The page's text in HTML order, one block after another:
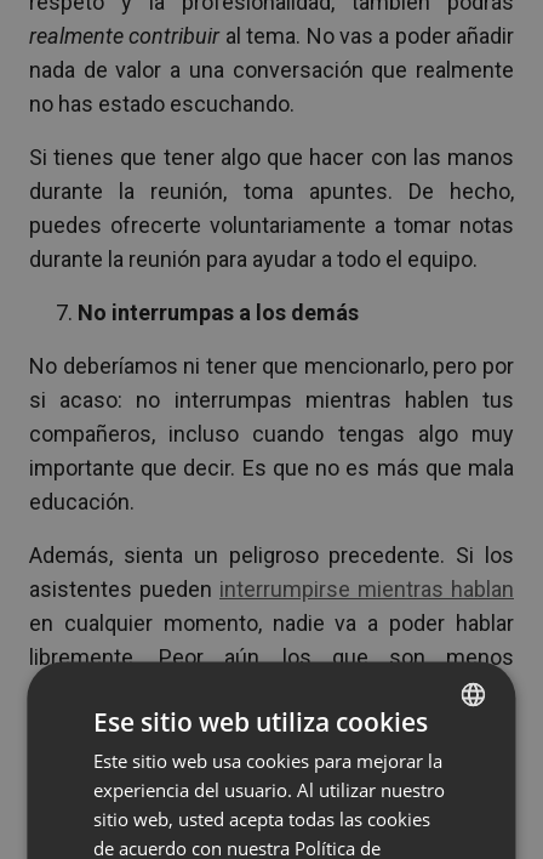
realmente contribuiral tema. No vas a poder añadir
nada de valor a una conversación que realmente
no has estado escuchando.
Si tienes que tener algo que hacer con las manos
durante la reunión, toma apuntes. De hecho,
puedes ofrecerte voluntariamente a tomar notas
durante la reunión para ayudar a todo el equipo.
No interrumpas a los demás
No deberíamos ni tener que mencionarlo, pero por
si acaso: no interrumpas mientras hablen tus
compañeros, incluso cuando tengas algo muy
importante que decir. Es que no es más que mala
educación.
Además, sienta un peligroso precedente. Si los
asistentes pueden interrumpirse mientras hablan
en cualquier momento, nadie va a poder hablar
libremente. Peor aún, los que son menos
atrevidos a la hora de hablar durante las
conversaciones, ahora no van a sentirse cómodos
de hablar nunca.
Si eres el organizador de la reunión virtual, debes
imponer unas reglas de no interrupción de estricto
ENGLISH
FRENCH
Ese sitio web utiliza cookies
Este sitio web usa cookies para mejorar la
experiencia del usuario. Al utilizar nuestro
sitio web, usted acepta todas las cookies
de acuerdo con nuestra Política de